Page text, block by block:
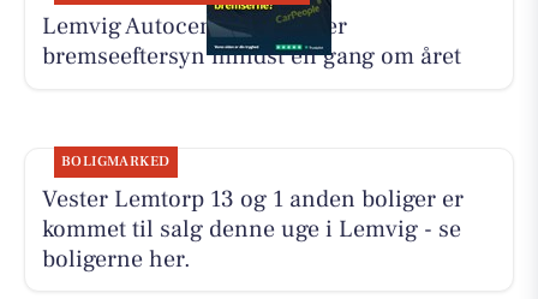
Lemvig Autocenter anbefaler
bremseeftersyn mindst én gang om året
BOLIGMARKED
Vester Lemtorp 13 og 1 anden boliger er
kommet til salg denne uge i Lemvig - se
boligerne her.